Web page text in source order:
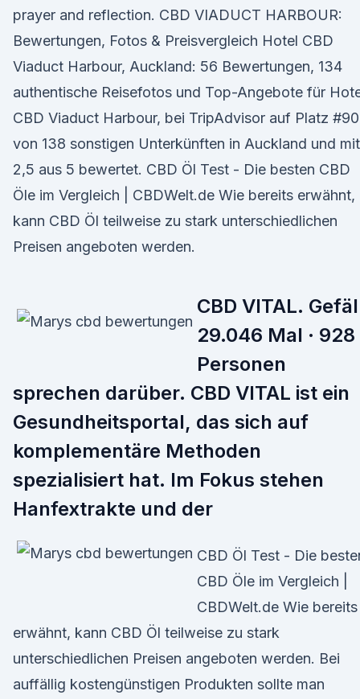
prayer and reflection. CBD VIADUCT HARBOUR:
Bewertungen, Fotos & Preisvergleich Hotel CBD
Viaduct Harbour, Auckland: 56 Bewertungen, 134
authentische Reisefotos und Top-Angebote für
CBD Viaduct Harbour, bei TripAdvisor auf Platz #90
von 138 sonstigen Unterkünften in Auckland und mit
2,5 aus 5 bewertet. CBD Öl Test - Die besten CBD
Öle im Vergleich | CBDWelt.de Wie bereits erwähnt,
kann CBD Öl teilweise zu stark unterschiedlichen
Preisen angeboten werden.
CBD VITAL.
29.046 Mal · 928
Personen
sprechen darüber. CBD VITAL ist ein
Gesundheitsportal, das sich auf
komplementäre Methoden
spezialisiert hat. Im Fokus stehen
Hanfextrakte und der
CBD Öl Test - Die
CBD Öle im Vergleich |
CBDWelt.de Wie bereits
erwähnt, kann CBD Öl teilweise zu stark
unterschiedlichen Preisen angeboten werden. Bei
auffällig kostengünstigen Produkten sollte man